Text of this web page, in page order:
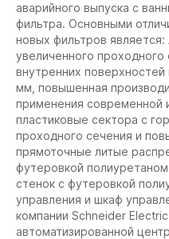
аварийного выпуска с
фильтра. Основными
новых фильтров является:
увеличенного
внутренних
мм, повышенная
применения современной
пластиковые сектора с
проходного сечения и
прямоточные литые
футеровкой
стенок с футеровкой
управления и шкаф
компании Schneider
автоматизированной